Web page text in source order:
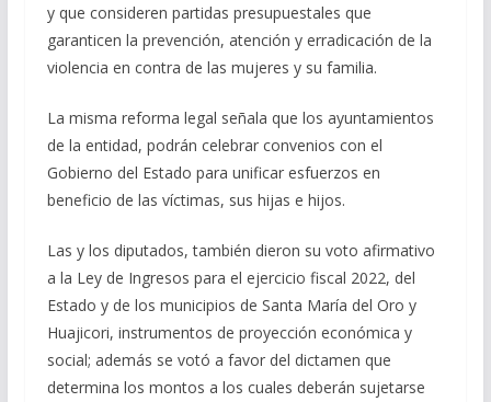
y que consideren partidas presupuestales que
garanticen la prevención, atención y erradicación de la
violencia en contra de las mujeres y su familia.
La misma reforma legal señala que los ayuntamientos
de la entidad, podrán celebrar convenios con el
Gobierno del Estado para unificar esfuerzos en
beneficio de las víctimas, sus hijas e hijos.
Las y los diputados, también dieron su voto afirmativo
a la Ley de Ingresos para el ejercicio fiscal 2022, del
Estado y de los municipios de Santa María del Oro y
Huajicori, instrumentos de proyección económica y
social; además se votó a favor del dictamen que
determina los montos a los cuales deberán sujetarse